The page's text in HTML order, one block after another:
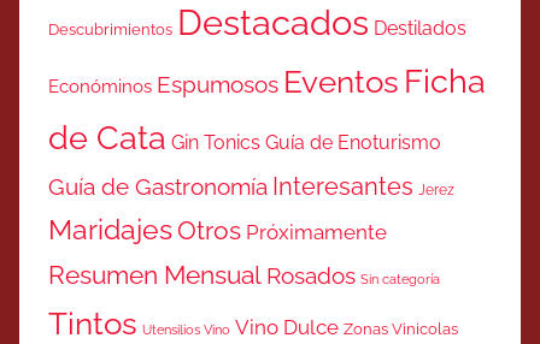
Descubrimientos Destacados Destilados
Económinos Espumosos Eventos Ficha
de Cata Gin Tonics Guía de Enoturismo
Guía de Gastronomía Interesantes Jerez
MaridajesOtros Próximamente
Resumen Mensual Rosados Sin categoría
Tintos Utensilios Vino Vino Dulce Zonas Vinicolas